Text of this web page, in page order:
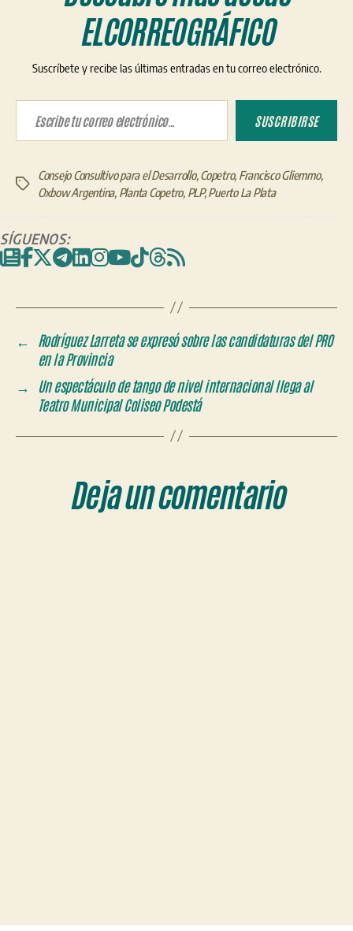
ELCORREOGRÁFICO
Suscríbete y recibe las últimas entradas en tu correo electrónico.
Escribe tu correo electrónico…
SUSCRIBIRSE
Etiquetas
Consejo Consultivo para el Desarrollo,Copetro, Francisco Gliemmo,
Oxbow Argentina, Planta Copetro, PLP,Puerto La Plata
SÍGUENOS:
←
Rodríguez Larreta se expresó sobre las candidaturas del PRO
en la Provincia
→
Un espectáculo de tango de nivel internacional llega al
Teatro Municipal Coliseo Podestá
Deja un comentario